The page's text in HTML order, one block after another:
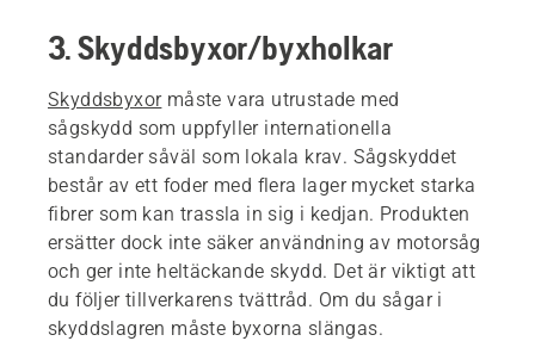
3. Skyddsbyxor/byxholkar
Skyddsbyxormåste vara utrustade med
sågskydd som uppfyller internationella
standarder såväl som lokala krav. Sågskyddet
består av ett foder med flera lager mycket starka
fibrer som kan trassla in sig i kedjan. Produkten
ersätter dock inte säker användning av motorsåg
och ger inte heltäckande skydd. Det är viktigt att
du följer tillverkarens tvättråd. Om du sågar i
skyddslagren måste byxorna slängas.